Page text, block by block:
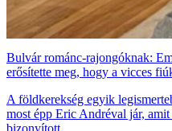
Bulvár románc-rajongóknak:
erősítette meg, hogy a vicces
A földkerekség egyik
most épp Eric Andréval jár,
bizonyított.